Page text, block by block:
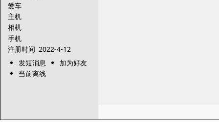
爱车
主机
相机
手机
注册时间 2022-4-12
发短消息
加为好友
当前离线